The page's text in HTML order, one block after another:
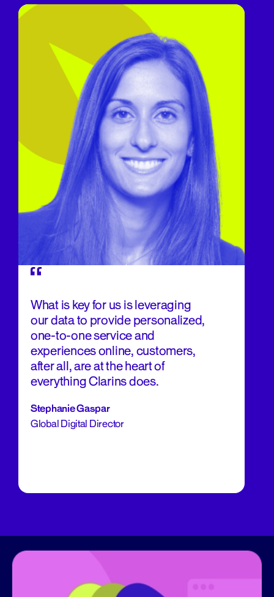
What is key for us is leveraging
our data to provide personalized,
one-to-one service and
experiences online, customers,
after all, are at the heart of
everything Clarins does.
Stephanie Gaspar
Global Digital Director